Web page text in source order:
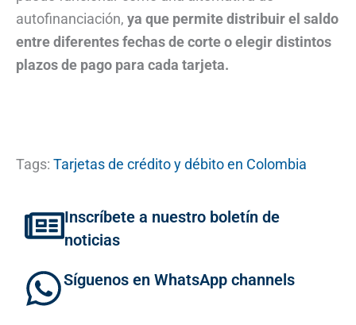
autofinanciación, ya que permite distribuir el saldo
entre diferentes fechas de corte o elegir distintos
plazos de pago para cada tarjeta.
Tags: Tarjetas de crédito y débito en Colombia
Inscríbete a nuestro boletín de
noticias
Síguenos en WhatsApp channels